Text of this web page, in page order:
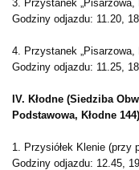
3. Przystanek „Pisarzowa,
Godziny odjazdu: 11.20,
4. Przystanek „Pisarzowa,
Godziny odjazdu: 11.25,
IV. Kłodne (Siedziba
Podstawowa, Kłodne 144)
1. Przysiółek Klenie (przy
Godziny odjazdu: 12.45,